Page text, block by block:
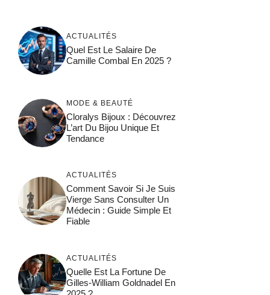
ACTUALITÉS
Quel Est Le Salaire De
Camille Combal En 2025 ?
MODE & BEAUTÉ
Cloralys Bijoux : Découvrez
L’art Du Bijou Unique Et
Tendance
ACTUALITÉS
Comment Savoir Si Je Suis
Vierge Sans Consulter Un
Médecin : Guide Simple Et
Fiable
ACTUALITÉS
Quelle Est La Fortune De
Gilles-William Goldnadel En